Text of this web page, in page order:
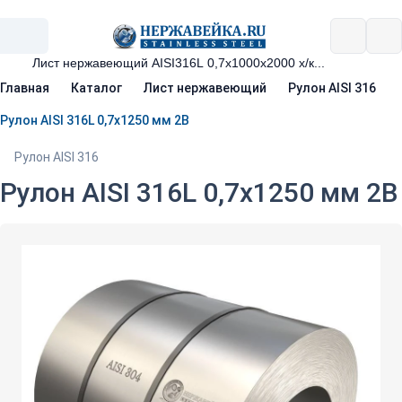
Главная Каталог Лист нержавеющий Рулон AISI 316
Рулон AISI 316L 0,7х1250 мм 2B
Рулон AISI 316
Рулон AISI 316L 0,7х1250 мм 2B